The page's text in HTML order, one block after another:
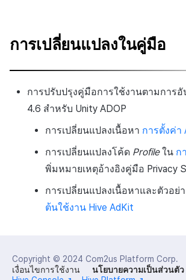
การเปลี่ยนแปลงในคู่มือ
การปรับปรุงคู่มือการใช้งานตามการอั
4.6 สำหรับ Unity ADOP
การเปลี่ยนแปลงเนื้อหา การตั้งค่า
การเปลี่ยนแปลงโค้ด Profileใน ก
พิ่มหมายเหตุอ้างอิงคู่มือ Privacy
การเปลี่ยนแปลงเนื้อหาและตัวอย่
ต้นใช้งาน Hive AdKit
Copyright © 2024 Com2us Platform Corp.
เงื่อนไขการใช้งาน
นโยบายความเป็นส่วนตัว